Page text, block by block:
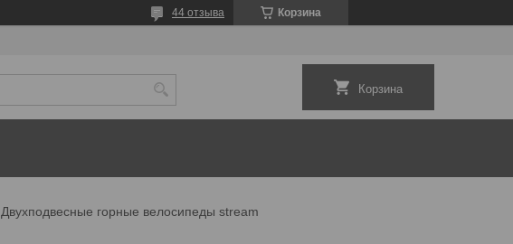
Корзина
44 отзыва
Корзина
Двухподвесные горные велосипеды stream